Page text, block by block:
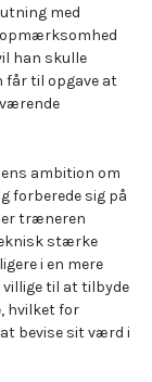
med
han skulle
får til opgave at
ambition om
forberede sig på
træneren
stærke
i en mere
til at tilbyde
hvilket for
bevise sit værd i